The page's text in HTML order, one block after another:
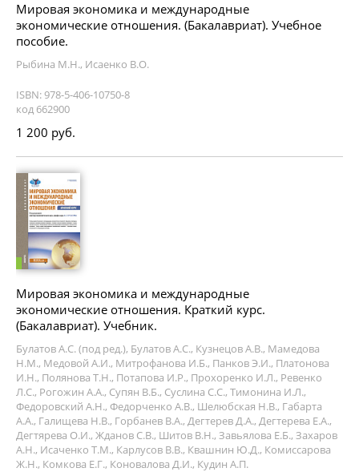
Мировая экономика и международные
экономические отношения. (Бакалавриат). Учебное
пособие.
Рыбина М.Н., Исаенко В.О.
ISBN: 978-5-406-10750-8
код 662900
1 200 руб.
Мировая экономика и международные
экономические отношения. Краткий курс.
(Бакалавриат). Учебник.
Булатов А.С. (под ред.), Булатов А.С., Кузнецов А.В., Мамедова
Н.М., Медовой А.И., Митрофанова И.Б., Панков Э.И., Платонова
И.Н., Полянова Т.Н., Потапова И.Р., Прохоренко И.Л., Ревенко
Л.С., Рогожин А.А., Супян В.Б., Суслина С.С., Тимонина И.Л.,
Федоровский А.Н., Федорченко А.В., Шелюбская Н.В., Габарта
А.А., Галищева Н.В., Горбанев В.А., Дегтерев Д.А., Дегтерева Е.А.,
Дегтярева О.И., Жданов С.В., Шитов В.Н., Завьялова Е.Б., Захаров
А.Н., Исаченко Т.М., Карлусов В.В., Квашнин Ю.Д., Комиссарова
Ж.Н., Комкова Е.Г., Коновалова Д.И., Кудин А.П.